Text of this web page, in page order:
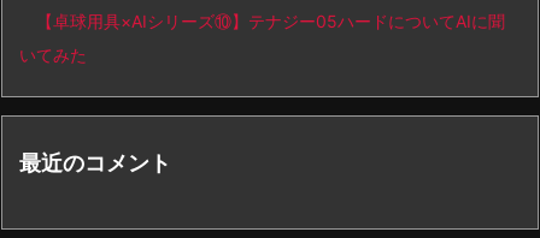
【卓球用具×AIシリーズ⑩】テナジー05ハードについてAIに聞
いてみた
最近のコメント